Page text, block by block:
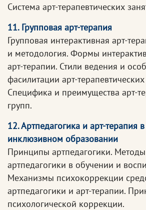
Система арт-терапевтических
11. Групповая арт-терапия
Групповая интерактивная арт-
и методология. Формы
арт-терапии. Стили ведения и
фасилитации арт-
Специфика и преимущества арт-
групп.
12. Артпедагогика и арт-терапия
инклюзивном образовании
Принципы артпедагогики.
артпедагогики в обучении и
Механизмы психокоррекции
артпедагогики и арт-терапии.
психологической коррекции.